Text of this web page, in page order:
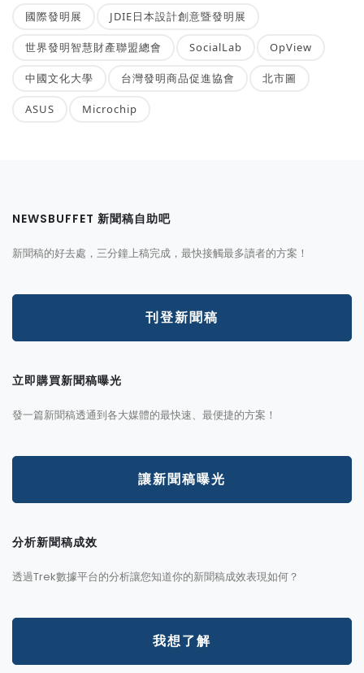
國際發明展 JDIE日本設計創意暨發明展
世界發明智慧財產聯盟總會 SocialLab OpView
中國文化大學 台灣發明商品促進協會 北市圖
ASUS Microchip
NEWSBUFFET 新聞稿自助吧
新聞稿的好去處，三分鐘上稿完成，最快接觸最多讀者的方案！
刊登新聞稿
立即購買新聞稿曝光
發一篇新聞稿透通到各大媒體的最快速、最便捷的方案！
讓新聞稿曝光
分析新聞稿成效
透過Trek數據平台的分析讓您知道你的新聞稿成效表現如何？
我想了解